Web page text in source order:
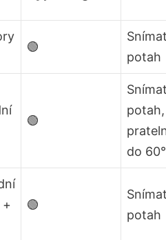
🟢
potah
🟢
potah,
do⁢
🟢
potah